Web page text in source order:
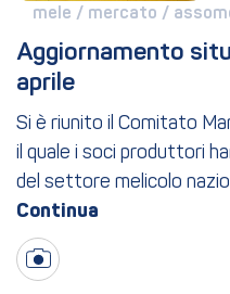
mele / mercato /
Aggiornamento
aprile
Si è riunito il Comitato
il quale i soci produttori
del settore melicolo